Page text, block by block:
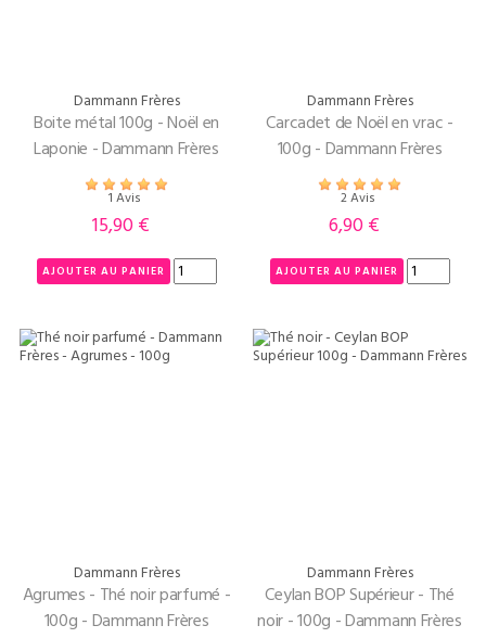
Dammann Frères
Boite métal 100g - Noël en
Laponie - Dammann Frères
1 Avis
Prix
15,90 €
AJOUTER AU PANIER
Dammann Frères
Carcadet de Noël en vrac -
100g - Dammann Frères
2 Avis
Prix
6,90 €
AJOUTER AU PANIER
Dammann Frères
Agrumes - Thé noir parfumé -
100g - Dammann Frères
Dammann Frères
Ceylan BOP Supérieur - Thé
noir - 100g - Dammann Frères